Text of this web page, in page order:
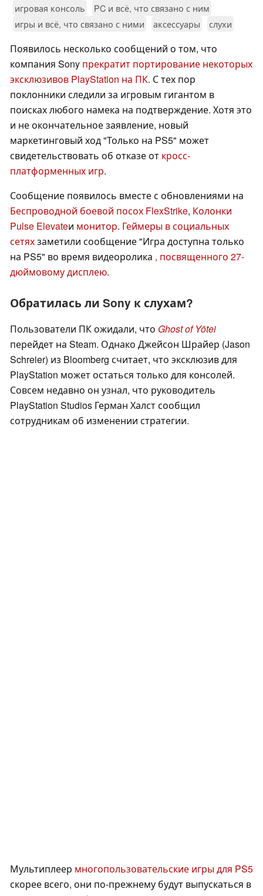
игровая консоль
PC и всё, что связано с ним
игры и всё, что связано с ними
аксессуары слухи
Появилось несколько сообщений о том, что
компания Sony прекратит портирование некоторых
эксклюзивов PlayStation на ПК. С тех пор
поклонники следили за игровым гигантом в
поисках любого намека на подтверждение. Хотя это
и не окончательное заявление, новый
маркетинговый ход "Только на PS5" может
свидетельствовать об отказе от кросс-
платформенных игр.
Сообщение появилось вместе с обновлениями на
Беспроводной боевой посох FlexStrike, Колонки
Pulse Elevateи монитор. Геймеры в социальных
сетяхзаметили сообщение "Игра доступна только
на PS5" во время видеоролика , посвященного 27-
дюймовому дисплею.
Обратилась ли Sony к слухам?
Пользователи ПК ожидали, что Ghost of Yōtei
перейдет на Steam. Однако Джейсон Шрайер (Jason
Schreier) из Bloomberg считает, что эксклюзив для
PlayStation может остаться только для консолей.
Совсем недавно он узнал, что руководитель
PlayStation Studios Герман Халст сообщил
сотрудникам об изменении стратегии.
Мультиплеер многопользовательские игры для PS5
скорее всего, они по-прежнему будут выпускаться в